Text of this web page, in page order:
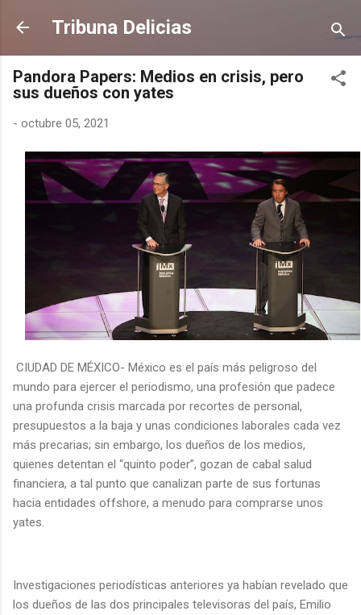
Ir al contenido principal
Tribuna Delicias
Pandora Papers: Medios en crisis, pero
sus dueños con yates
- octubre 05, 2021
CIUDAD DE MÉXICO- México es el país más peligroso del
mundo para ejercer el periodismo, una profesión que padece
una profunda crisis marcada por recortes de personal,
presupuestos a la baja y unas condiciones laborales cada vez
más precarias; sin embargo, los dueños de los medios,
quienes detentan el “quinto poder”, gozan de cabal salud
financiera, a tal punto que canalizan parte de sus fortunas
hacia entidades offshore, a menudo para comprarse unos
yates.
Investigaciones periodísticas anteriores ya habían revelado que
los dueños de las dos principales televisoras del país, Emilio